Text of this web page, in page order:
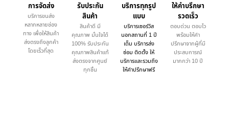
การจัดส่ง
บริการขนส่ง
หลากหลายช่อง
ทาง เพื่อให้สินค้า
ส่งตรงถึงลูกค้า
โดยเร็วที่สุด
รับประกัน
สินค้า
สินค้าดี มี
คุณภาพ มั่นใจได้
100% รับประกัน
คุณภาพสินค้าแท้
ส่งตรงจากศูนย์
ทุกชิ้น
บริการทุกรูป
แบบ
บริการเซอร์วิส
นอกสถานที่ 1 ปี
เต็ม บริการส่ง
ซ่อม ติดตั้ง ให้
บริการและรวมถึง
ให้คำปรึกษาฟรี
ให้คำบรึกษา
รวดเร็ว
ตอบด่วน ตอบไว
พร้อมให้คำ
ปรึกษาจากผู้ที่มี
ประสบการณ์
มากกว่า 10 ปี